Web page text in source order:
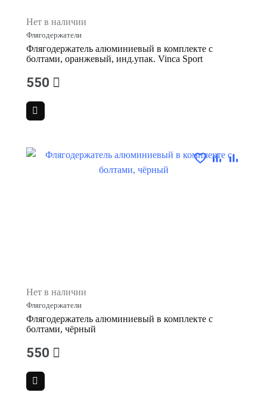
Нет в наличии
Флягодержатели
Флягодержатель алюминиевый в комплекте с
болтами, оранжевый, инд.упак. Vinca Sport
550
Нет в наличии
Флягодержатели
Флягодержатель алюминиевый в комплекте с
болтами, чёрный
550